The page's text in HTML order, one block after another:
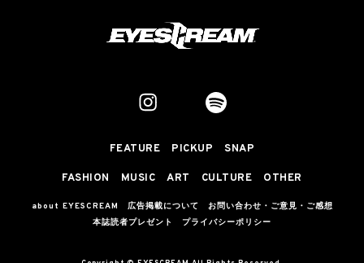
FEATURE PICKUP SNAP
FASHION MUSIC ART CULTURE OTHER
about EYESCREAM 広告掲載について
お問い合わせ・ご意見・ご感想
本誌読者プレゼント
プライバシーポリシー